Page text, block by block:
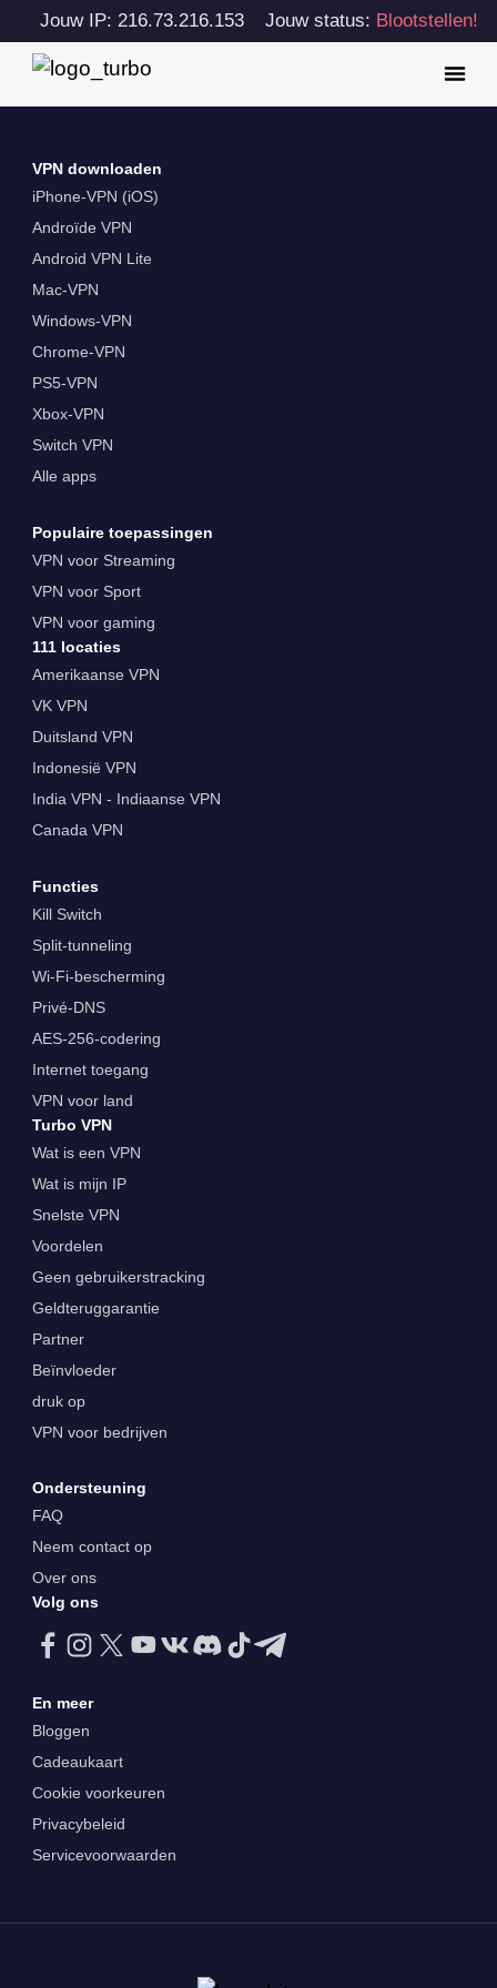
Jouw IP: 216.73.216.153 Jouw status: Blootstellen!
VPN downloaden
iPhone-VPN (iOS)
Androïde VPN
Android VPN Lite
Mac-VPN
Windows-VPN
Chrome-VPN
PS5-VPN
Xbox-VPN
Switch VPN
Alle apps
Populaire toepassingen
VPN voor Streaming
VPN voor Sport
VPN voor gaming
111 locaties
Amerikaanse VPN
VK VPN
Duitsland VPN
Indonesië VPN
India VPN - Indiaanse VPN
Canada VPN
Functies
Kill Switch
Split-tunneling
Wi-Fi-bescherming
Privé-DNS
AES-256-codering
Internet toegang
VPN voor land
Turbo VPN
Wat is een VPN
Wat is mijn IP
Snelste VPN
Voordelen
Geen gebruikerstracking
Geldteruggarantie
Partner
Beïnvloeder
druk op
VPN voor bedrijven
Ondersteuning
FAQ
Neem contact op
Over ons
Volg ons
En meer
Bloggen
Cadeaukaart
Cookie voorkeuren
Privacybeleid
Servicevoorwaarden